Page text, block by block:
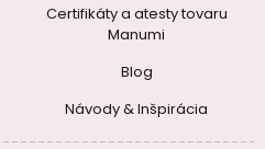
Certifikáty a atesty tovaru
Manumi
Blog
Návody & Inšpirácia